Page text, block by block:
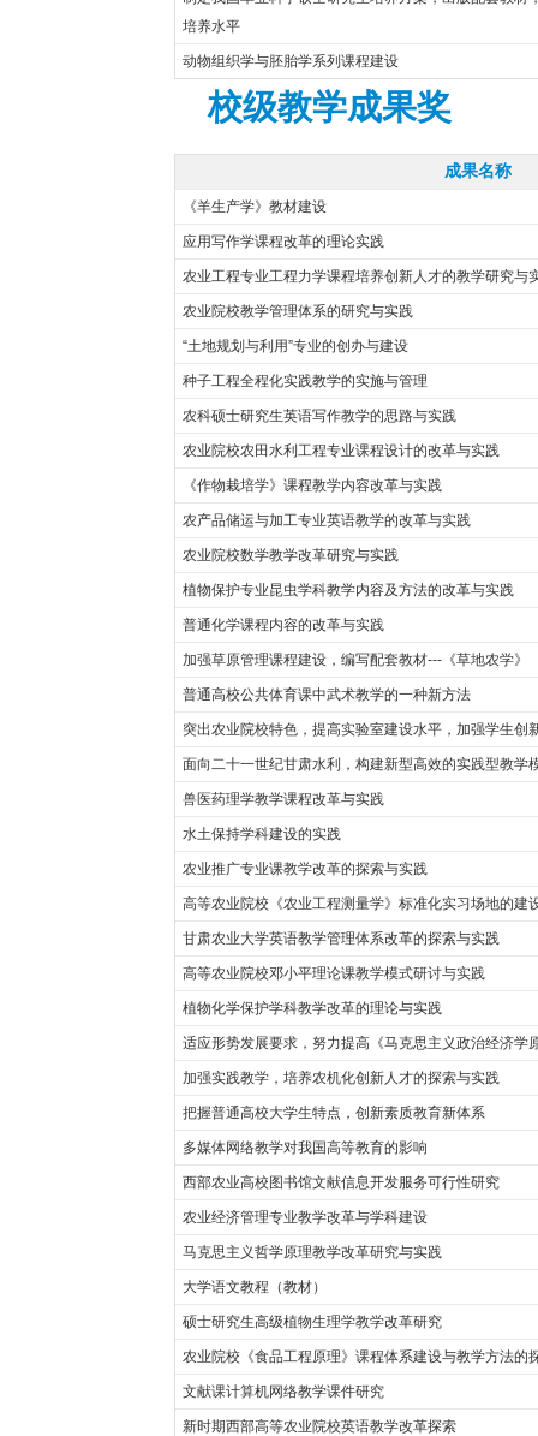
培养水平
动物组织学与胚胎学系列课程建设
校级教学成果奖
成果名称
《羊生产学》教材建设
应用写作学课程改革的理论实践
农业工程专业工程力学课程培养创新人才的教学研究与
农业院校教学管理体系的研究与实践
“土地规划与利用”专业的创办与建设
种子工程全程化实践教学的实施与管理
农科硕士研究生英语写作教学的思路与实践
农业院校农田水利工程专业课程设计的改革与实践
《作物栽培学》课程教学内容改革与实践
农产品储运与加工专业英语教学的改革与实践
农业院校数学教学改革研究与实践
植物保护专业昆虫学科教学内容及方法的改革与实践
普通化学课程内容的改革与实践
加强草原管理课程建设，编写配套教材---《草地农学》
普通高校公共体育课中武术教学的一种新方法
突出农业院校特色，提高实验室建设水平，加强学生创
面向二十一世纪甘肃水利，构建新型高效的实践型教学
兽医药理学教学课程改革与实践
水土保持学科建设的实践
农业推广专业课教学改革的探索与实践
高等农业院校《农业工程测量学》标准化实习场地的建
甘肃农业大学英语教学管理体系改革的探索与实践
高等农业院校邓小平理论课教学模式研讨与实践
植物化学保护学科教学改革的理论与实践
适应形势发展要求，努力提高《马克思主义政治经济学
加强实践教学，培养农机化创新人才的探索与实践
把握普通高校大学生特点，创新素质教育新体系
多媒体网络教学对我国高等教育的影响
西部农业高校图书馆文献信息开发服务可行性研究
农业经济管理专业教学改革与学科建设
马克思主义哲学原理教学改革研究与实践
大学语文教程（教材）
硕士研究生高级植物生理学教学改革研究
农业院校《食品工程原理》课程体系建设与教学方法的
文献课计算机网络教学课件研究
新时期西部高等农业院校英语教学改革探索